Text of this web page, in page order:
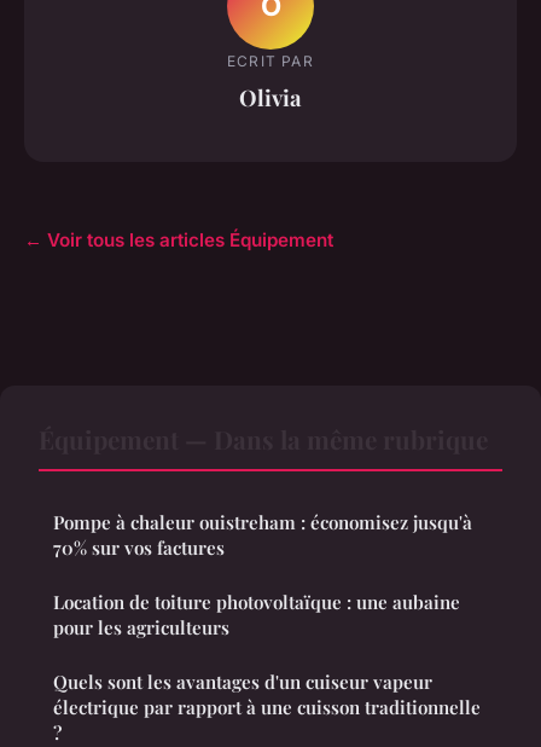
ECRIT PAR
Olivia
← Voir tous les articles Équipement
Pompe à chaleur ouistreham : économisez jusqu'à
70% sur vos factures
Location de toiture photovoltaïque : une aubaine
pour les agriculteurs
Quels sont les avantages d'un cuiseur vapeur
électrique par rapport à une cuisson traditionnelle
?